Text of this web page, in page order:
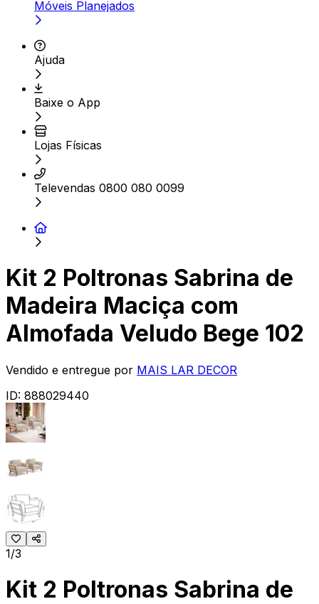
Móveis Planejados
Ajuda
Baixe o App
Lojas Físicas
Televendas 0800 080 0099
Kit 2 Poltronas Sabrina de
Madeira Maciça com
Almofada Veludo Bege 102
Vendido e entregue por MAIS LAR DECOR
ID: 888029440
1/3
Kit 2 Poltronas Sabrina de